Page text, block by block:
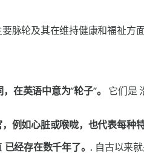
脉轮及其在维持健康和福祉方
在英语中意为“轮子”。 它们是
例如心脏或喉咙，也代表每种
已经存在数千年了​​。. 自古以来